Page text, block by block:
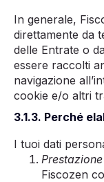
In generale,
direttamente da
delle Entrate o
essere raccolti
navigazione
cookie e/o altri
3.1.3. Perché
I tuoi dati
Fiscozen